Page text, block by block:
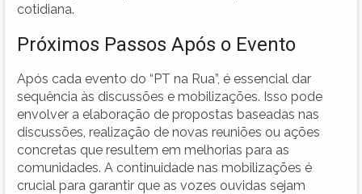
cotidiana.
Próximos Passos Após o Evento
Após cada evento do “PT na Rua”, é essencial dar
sequência às discussões e mobilizações. Isso pode
envolver a elaboração de propostas baseadas nas
discussões, realização de novas reuniões ou ações
concretas que resultem em melhorias para as
comunidades. A continuidade nas mobilizações é
crucial para garantir que as vozes ouvidas sejam